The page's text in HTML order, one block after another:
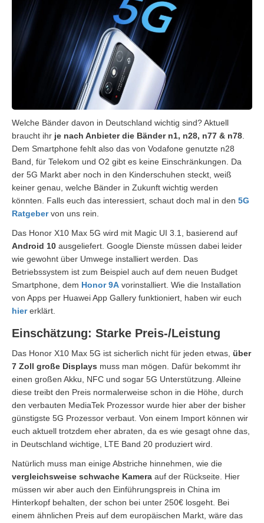
Welche Bänder davon in Deutschland wichtig sind? Aktuell
braucht ihr je nach Anbieter die Bänder n1, n28, n77 & n78.
Dem Smartphone fehlt also das von Vodafone genutzte n28
Band, für Telekom und O2 gibt es keine Einschränkungen. Da
der 5G Markt aber noch in den Kinderschuhen steckt, weiß
keiner genau, welche Bänder in Zukunft wichtig werden
könnten. Falls euch das interessiert, schaut doch mal in den 5G
Ratgebervon uns rein.
Das Honor X10 Max 5G wird mit Magic UI 3.1, basierend auf
Android 10 ausgeliefert. Google Dienste müssen dabei leider
wie gewohnt über Umwege installiert werden. Das
Betriebssystem ist zum Beispiel auch auf dem neuen Budget
Smartphone, dem Honor 9A vorinstalliert. Wie die Installation
von Apps per Huawei App Gallery funktioniert, haben wir euch
hiererklärt.
Einschätzung: Starke Preis-/Leistung
Das Honor X10 Max 5G ist sicherlich nicht für jeden etwas, über
7 Zoll große Displays muss man mögen. Dafür bekommt ihr
einen großen Akku, NFC und sogar 5G Unterstützung. Alleine
diese treibt den Preis normalerweise schon in die Höhe, durch
den verbauten MediaTek Prozessor wurde hier aber der bisher
günstigste 5G Prozessor verbaut. Von einem Import können wir
euch aktuell trotzdem eher abraten, da es wie gesagt ohne das,
in Deutschland wichtige, LTE Band 20 produziert wird.
Natürlich muss man einige Abstriche hinnehmen, wie die
vergleichsweise schwache Kamera auf der Rückseite. Hier
müssen wir aber auch den Einführungspreis in China im
Hinterkopf behalten, der schon bei unter 250€ losgeht. Bei
einem ähnlichen Preis auf dem europäischen Markt, wäre das